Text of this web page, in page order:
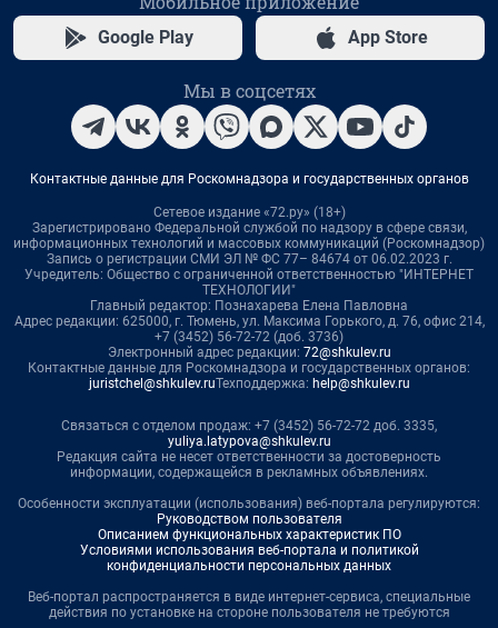
Google Play App Store
Мы в соцсетях
Контактные данные для Роскомнадзора и государственных органов
Сетевое издание «72.ру» (18+)
Зарегистрировано Федеральной службой по надзору в сфере связи,
информационных технологий и массовых коммуникаций (Роскомнадзор)
Запись о регистрации СМИ ЭЛ № ФС 77– 84674 от 06.02.2023 г.
Учредитель: Общество с ограниченной ответственностью "ИНТЕРНЕТ
ТЕХНОЛОГИИ"
Главный редактор: Познахарева Елена Павловна
Адрес редакции: 625000, г. Тюмень, ул. Максима Горького, д. 76, офис 214,
+7 (3452) 56-72-72 (доб. 3736)
Электронный адрес редакции: 72@shkulev.ru
Контактные данные для Роскомнадзора и государственных органов:
juristchel@shkulev.ruТехподдержка: help@shkulev.ru
Связаться с отделом продаж: +7 (3452) 56-72-72 доб. 3335,
yuliya.latypova@shkulev.ru
Редакция сайта не несет ответственности за достоверность
информации, содержащейся в рекламных объявлениях.
Особенности эксплуатации (использования) веб-портала регулируются:
Руководством пользователя
Описанием функциональных характеристик ПО
Условиями использования веб-портала и политикой
конфиденциальности персональных данных
Веб-портал распространяется в виде интернет-сервиса, специальные
действия по установке на стороне пользователя не требуются